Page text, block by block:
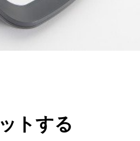
トする